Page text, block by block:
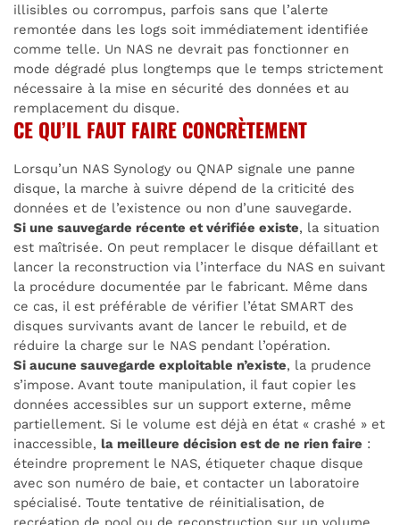
illisibles ou corrompus, parfois sans que l’alerte
remontée dans les logs soit immédiatement identifiée
comme telle. Un NAS ne devrait pas fonctionner en
mode dégradé plus longtemps que le temps strictement
nécessaire à la mise en sécurité des données et au
remplacement du disque.
CE QU’IL FAUT FAIRE CONCRÈTEMENT
Lorsqu’un NAS Synology ou QNAP signale une panne
disque, la marche à suivre dépend de la criticité des
données et de l’existence ou non d’une sauvegarde.
Si une sauvegarde récente et vérifiée existe, la situation
est maîtrisée. On peut remplacer le disque défaillant et
lancer la reconstruction via l’interface du NAS en suivant
la procédure documentée par le fabricant. Même dans
ce cas, il est préférable de vérifier l’état SMART des
disques survivants avant de lancer le rebuild, et de
réduire la charge sur le NAS pendant l’opération.
Si aucune sauvegarde exploitable n’existe, la prudence
s’impose. Avant toute manipulation, il faut copier les
données accessibles sur un support externe, même
partiellement. Si le volume est déjà en état « crashé » et
inaccessible, la meilleure décision est de ne rien faire :
éteindre proprement le NAS, étiqueter chaque disque
avec son numéro de baie, et contacter un laboratoire
spécialisé. Toute tentative de réinitialisation, de